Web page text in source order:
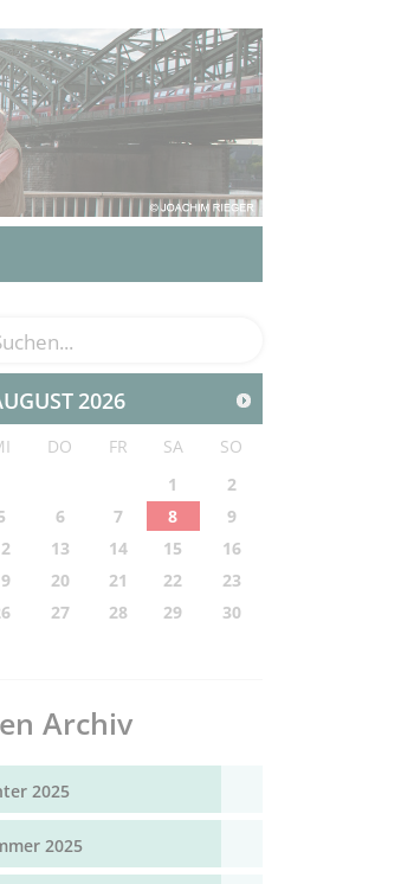
2026
DO FR SA
SO
1
2
6 7 8
9
13 14 15
16
20 21 22
23
27 28 29
30
Archiv
2025
2025